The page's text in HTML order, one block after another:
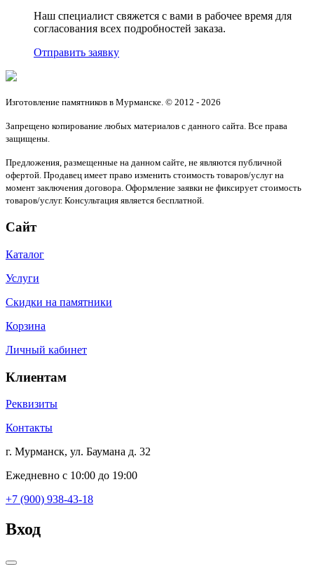
Наш специалист свяжется с вами в рабочее время для
согласования всех подробностей заказа.
Отправить заявку
Изготовление памятников в Мурманске. © 2012 - 2026
Запрещено копирование любых материалов с данного сайта. Все права
защищены.
Предложения, размещенные на данном сайте, не являются публичной
офертой. Продавец имеет право изменить стоимость товаров/услуг на
момент заключения договора. Оформление заявки не фиксирует стоимость
товаров/услуг. Консультация является бесплатной.
Сайт
Каталог
Услуги
Скидки на памятники
Корзина
Личный кабинет
Клиентам
Реквизиты
Контакты
г. Мурманск, ул. Баумана д. 32
Ежедневно с 10:00 до 19:00
+7 (900) 938-43-18
Вход